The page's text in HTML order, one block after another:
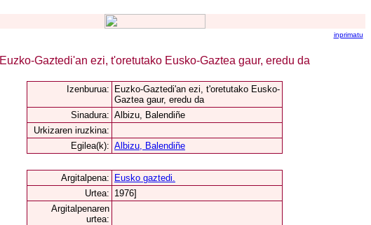
inprimatu
Euzko-Gaztedi'an ezi, t'oretutako Eusko-Gaztea gaur, eredu da
Izenburua:
Euzko-Gaztedi'an ezi, t'oretutako Eusko-
Gaztea gaur, eredu da
Sinadura: Albizu, Balendiñe
Urkizaren iruzkina:
Egilea(k): Albizu, Balendiñe
Argitalpena:
Eusko gaztedi.
Urtea: 1976]
Argitalpenaren
urtea: